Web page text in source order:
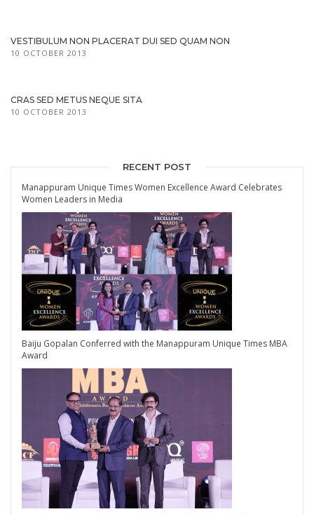
VESTIBULUM NON PLACERAT DUI SED QUAM NON
10 OCTOBER 2013
CRAS SED METUS NEQUE SITA
10 OCTOBER 2013
RECENT POST
Manappuram Unique Times Women Excellence Award Celebrates
Women Leaders in Media
Baiju Gopalan Conferred with the Manappuram Unique Times MBA
Award